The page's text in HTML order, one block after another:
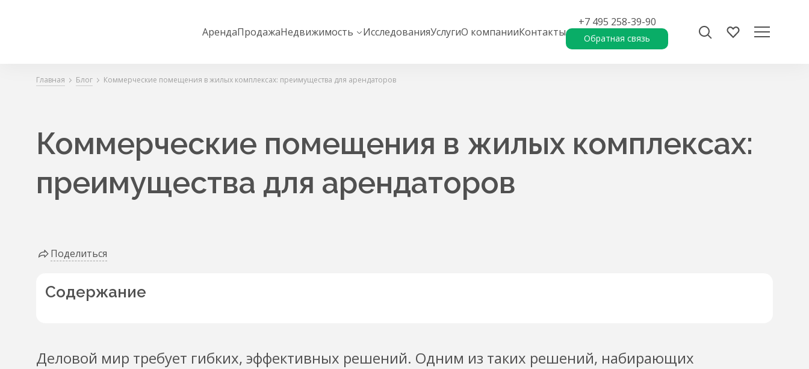
АрендаПродажаНедвижимость ИсследованияУслугиО компанииКонтакты
+7 495 258-39-90
Обратная связь
Главная Блог Коммерческие помещения в жилых комплексах: преимущества для арендаторов
Коммерческие помещения в жилых комплексах:
преимущества для арендаторов
Поделиться
Содержание
Деловой мир требует гибких, эффективных решений. Одним из таких решений, набирающих